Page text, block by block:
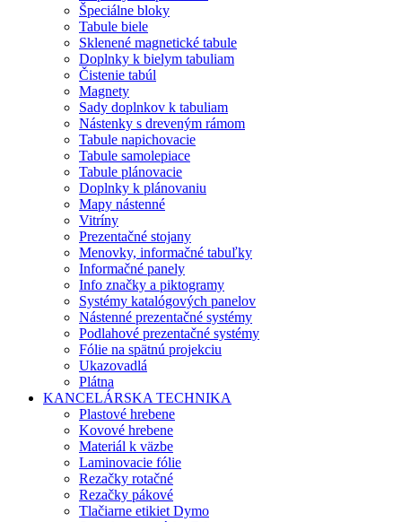
Špeciálne bloky
Tabule biele
Sklenené magnetické tabule
Doplnky k bielym tabuliam
Čistenie tabúl
Magnety
Sady doplnkov k tabuliam
Nástenky s dreveným rámom
Tabule napichovacie
Tabule samolepiace
Tabule plánovacie
Doplnky k plánovaniu
Mapy nástenné
Vitríny
Prezentačné stojany
Menovky, informačné tabuľky
Informačné panely
Info značky a piktogramy
Systémy katalógových panelov
Nástenné prezentačné systémy
Podlahové prezentačné systémy
Fólie na spätnú projekciu
Ukazovadlá
Plátna
KANCELÁRSKA TECHNIKA
Plastové hrebene
Kovové hrebene
Materiál k väzbe
Laminovacie fólie
Rezačky rotačné
Rezačky pákové
Tlačiarne etikiet Dymo